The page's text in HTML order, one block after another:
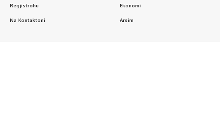
Regjistrohu
Na Kontaktoni
Ekonomi
Arsim